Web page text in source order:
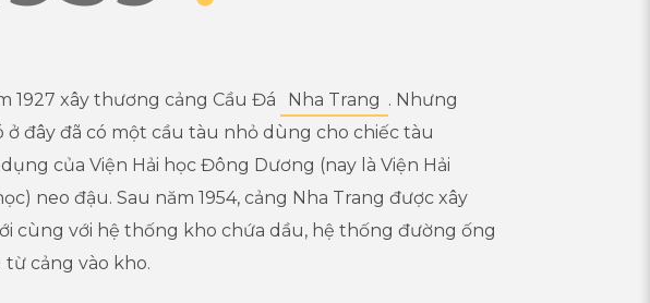
1927 xây thương cảng Cầu Đá Nha Trang . Nhưng
ở đây đã có một cầu tàu nhỏ dùng cho chiếc tàu
của Viện Hải học Đông Dương (nay là Viện Hải
neo đậu. Sau năm 1954, cảng Nha Trang được xây
cùng với hệ thống kho chứa dầu, hệ thống đường ống
từ cảng vào kho.